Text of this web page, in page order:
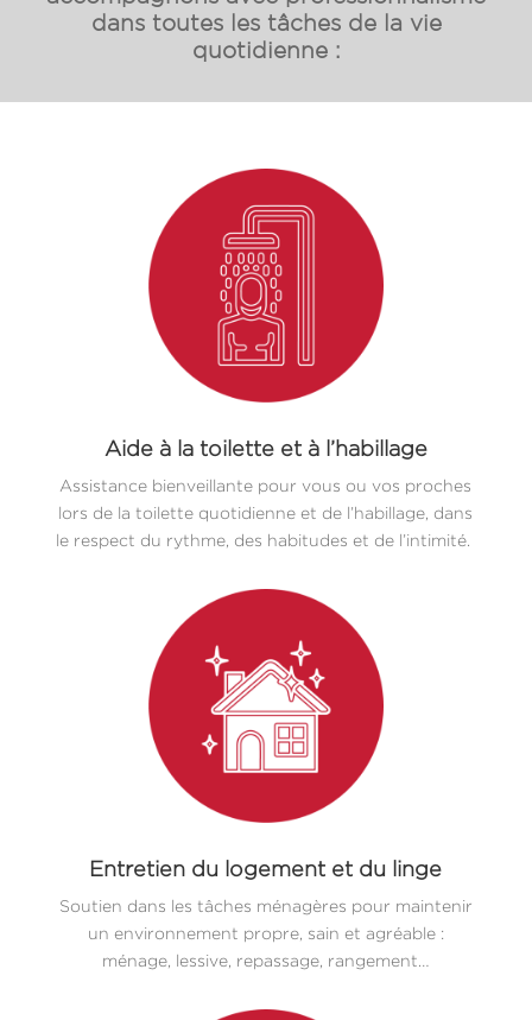
dans toutes les tâches de la vie
quotidienne :
Aide à la toilette et à l’habillage
Assistance bienveillante pour vous ou vos proches
lors de la toilette quotidienne et de l’habillage, dans
le respect du rythme, des habitudes et de l’intimité.
Entretien du logement et du linge
Soutien dans les tâches ménagères pour maintenir
un environnement propre, sain et agréable :
ménage, lessive, repassage, rangement…